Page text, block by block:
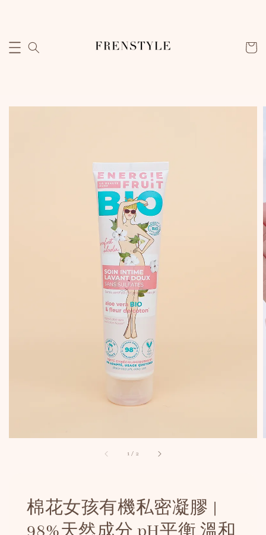
1 / 2
棉花女孩有機私密凝膠 |